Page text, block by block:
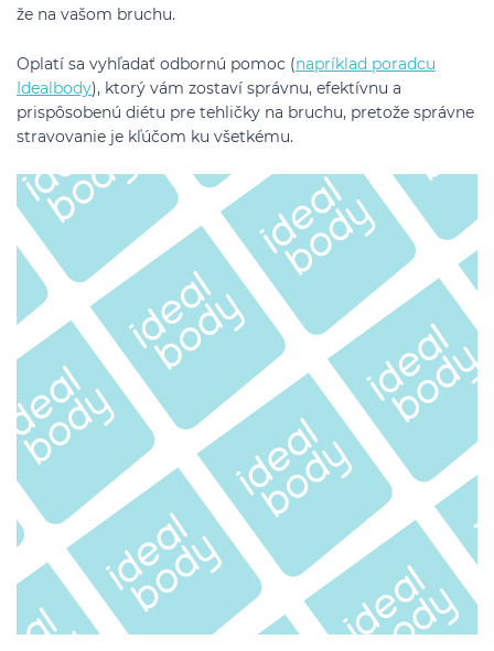
že na vašom bruchu.
Oplatí sa vyhľadať odbornú pomoc (napríklad poradcu
Idealbody), ktorý vám zostaví správnu, efektívnu a
prispôsobenú diétu pre tehličky na bruchu, pretože správne
stravovanie je kľúčom ku všetkému.